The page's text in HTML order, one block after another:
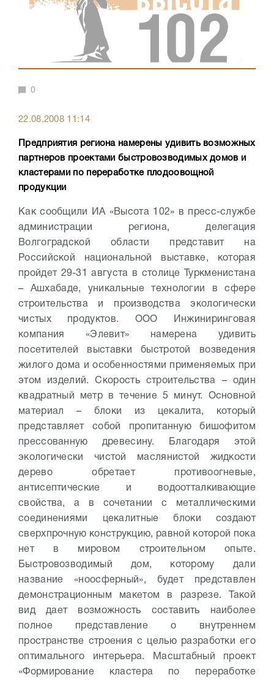
0
22.08.2008 11:14
Предприятия региона намерены удивить возможных
партнеров проектами быстровозводимых домов и
кластерами по переработке плодоовощной
продукции
Как сообщили ИА «Высота 102» в пресс-службе
администрации региона, делегация
Волгоградской области представит на
Российской национальной выставке, которая
пройдет 29-31 августа в столице Туркменистана
– Ашхабаде, уникальные технологии в сфере
строительства и производства экологически
чистых продуктов. ООО Инжиниринговая
компания «Элевит» намерена удивить
посетителей выставки быстротой возведения
жилого дома и особенностями применяемых при
этом изделий. Скорость строительства – один
квадратный метр в течение 5 минут. Основной
материал – блоки из цекалита, который
представляет собой пропитанную бишофитом
прессованную древесину. Благодаря этой
экологически чистой маслянистой жидкости
дерево обретает противоогневые,
антисептические и водоотталкивающие
свойства, а в сочетании с металлическими
соединениями цекалитные блоки создают
сверхпрочную конструкцию, равной которой пока
нет в мировом строительном опыте.
Быстровозводимый дом, которому дали
название «ноосферный», будет представлен
демонстрационным макетом в разрезе. Такой
вид дает возможность составить наиболее
полное представление о внутреннем
пространстве строения с целью разработки его
оптимального интерьера.
Масштабный проект
«Формирование кластера по переработке